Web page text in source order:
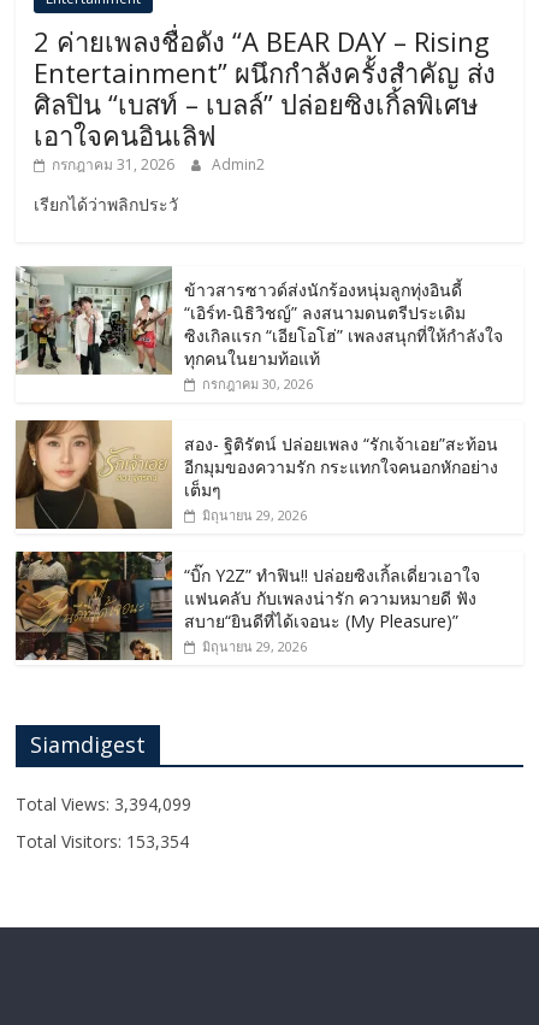
2 ค่ายเพลงชื่อดัง “A BEAR DAY – Rising
Entertainment” ผนึกกำลังครั้งสำคัญ ส่ง
ศิลปิน “เบสท์ – เบลล์” ปล่อยซิงเกิ้ลพิเศษ
เอาใจคนอินเลิฟ
กรกฎาคม 31, 2026 Admin2
เรียกได้ว่าพลิกประวั
ข้าวสารซาวด์ส่งนักร้องหนุ่มลูกทุ่งอินดี้
“เอิร์ท-นิธิวิชญ์” ลงสนามดนตรีประเดิม
ซิงเกิลแรก “เอียโอโฮ่” เพลงสนุกที่ให้กำลังใจ
ทุกคนในยามท้อแท้
กรกฎาคม 30, 2026
สอง- ฐิติรัตน์ ปล่อยเพลง “รักเจ้าเอย”สะท้อน
อีกมุมของความรัก กระแทกใจคนอกหักอย่าง
เต็มๆ
มิถุนายน 29, 2026
“บิ๊ก Y2Z” ทำฟิน!! ปล่อยซิงเกิ้ลเดี่ยวเอาใจ
แฟนคลับ กับเพลงน่ารัก ความหมายดี ฟัง
สบาย“ยินดีที่ได้เจอนะ (My Pleasure)”
มิถุนายน 29, 2026
Siamdigest
Total Views: 3,394,099
Total Visitors: 153,354